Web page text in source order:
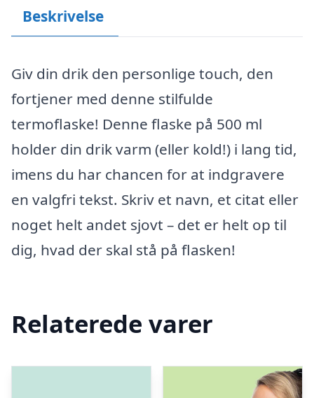
Beskrivelse
Giv din drik den personlige touch, den
fortjener med denne stilfulde
termoflaske! Denne flaske på 500 ml
holder din drik varm (eller kold!) i lang tid,
imens du har chancen for at indgravere
en valgfri tekst. Skriv et navn, et citat eller
noget helt andet sjovt – det er helt op til
dig, hvad der skal stå på flasken!
Relaterede varer